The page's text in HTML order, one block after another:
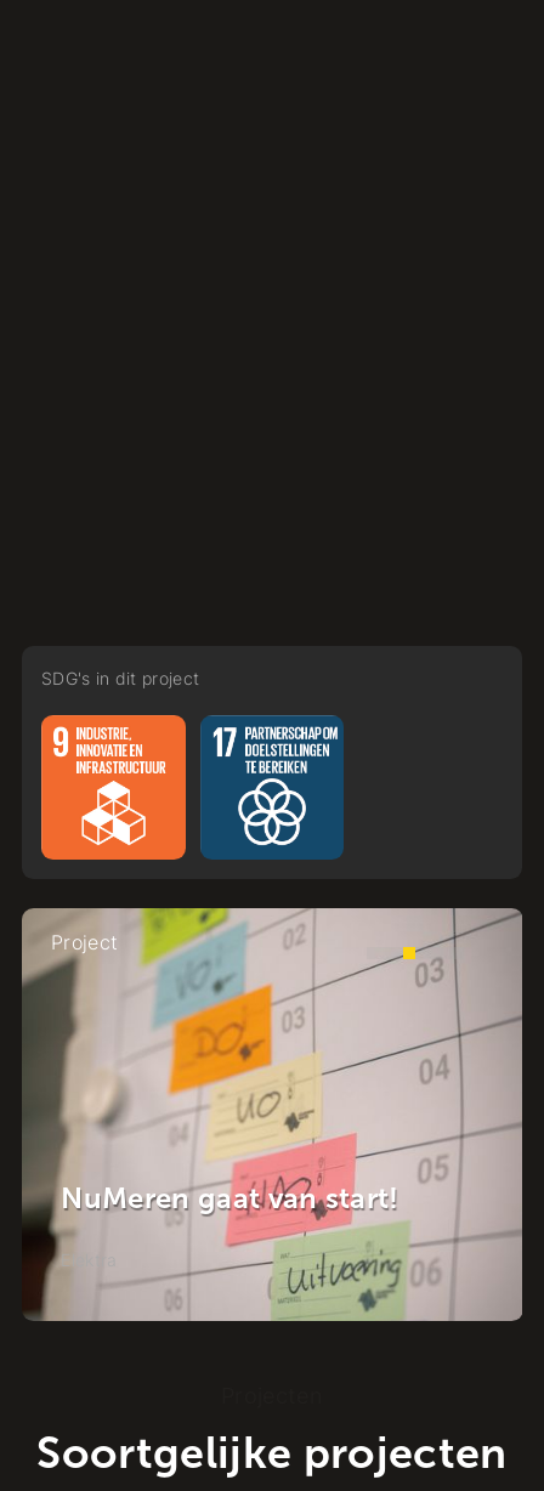
SDG's in dit project
Project
start!
Een mijlpaal voor de
energievoorziening
Elektra - Zwartsluis – Hasselt
Soortgelijke projecten